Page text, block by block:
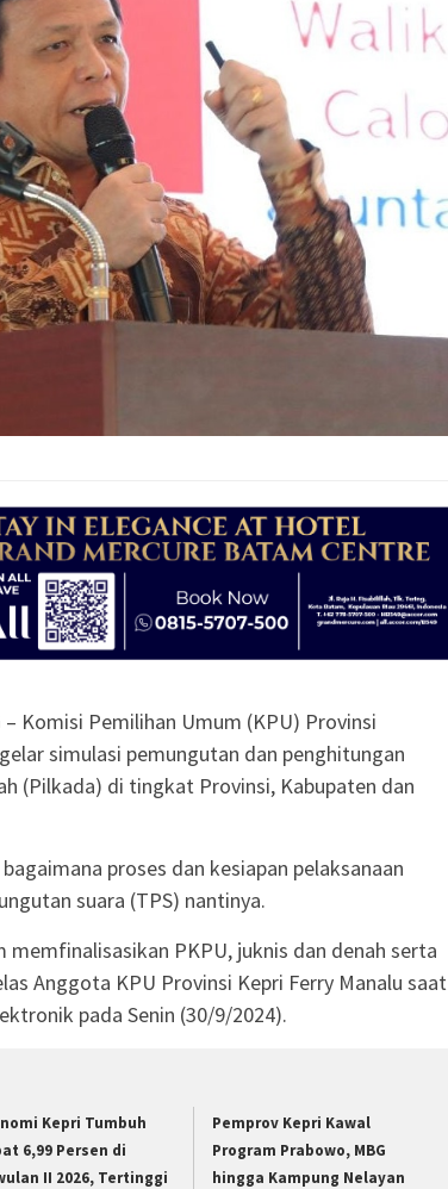
– Komisi Pemilihan Umum (KPU) Provinsi
simulasi pemungutan dan penghitungan
(Pilkada) di tingkat Provinsi, Kabupaten dan
proses dan kesiapan pelaksanaan
suara (TPS) nantinya.
memfinalisasikan PKPU, juknis dan denah serta
Anggota KPU Provinsi Kepri Ferry Manalu saat
pada Senin (30/9/2024).
Kepri Tumbuh
6,99 Persen di
II 2026, Tertinggi
Pemprov Kepri Kawal
Program Prabowo, MBG
hingga Kampung Nelayan